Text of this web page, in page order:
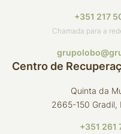
+351 217
Chamada para a
Centro de
Quinta da
2665-150 Gradil,
+351 261